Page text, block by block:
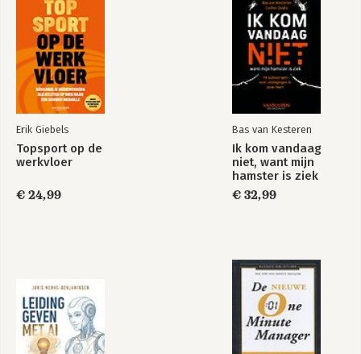
Erik Giebels
Topsport op de
werkvloer
€ 24,99
Bas van Kesteren
Ik kom vandaag
niet, want mijn
hamster is ziek
€ 32,99